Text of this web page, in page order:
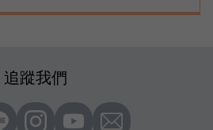
追蹤我們